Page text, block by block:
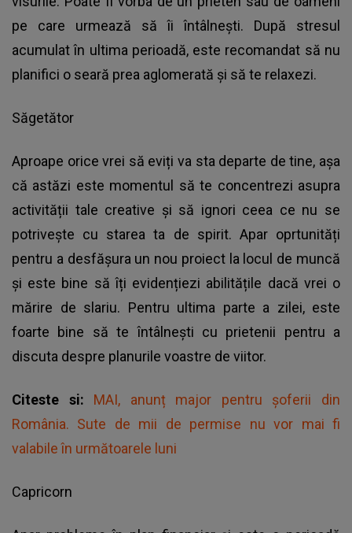
pe care urmează să îi întâlnești. După stresul
acumulat în ultima perioadă, este recomandat să nu
planifici o seară prea aglomerată și să te relaxezi.
Săgetător
Aproape orice vrei să eviți va sta departe de tine, așa
că astăzi este momentul să te concentrezi asupra
activității tale creative și să ignori ceea ce nu se
potrivește cu starea ta de spirit. Apar oprtunități
pentru a desfășura un nou proiect la locul de muncă
și este bine să îți evidențiezi abilitățile dacă vrei o
mărire de slariu. Pentru ultima parte a zilei, este
foarte bine să te întâlnești cu prietenii pentru a
discuta despre planurile voastre de viitor.
Citeste si: MAI, anunț major pentru șoferii din
România. Sute de mii de permise nu vor mai fi
valabile în următoarele luni
Capricorn